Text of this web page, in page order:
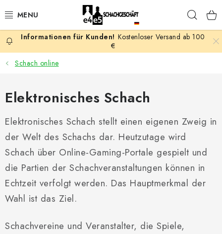
Inhalt
AKTION
SCHACHSPIELE
SCHACHFIGUREN
SCHACHBRETTER
SCHACHUHREN
SCHACHBÜCHER
SCHACH-ANTIQUITÄTENLADEN
SCHACH ONLINE
Kostenloser Versand ab 100
€
Schach online
Elektronisches Schach
Elektronisches Schach stellt einen eigenen Zweig in
der Welt des Schachs dar. Heutzutage wird
Schach über Online-Gaming-Portale gespielt und
die Partien der Schachveranstaltungen können in
Echtzeit verfolgt werden. Das Hauptmerkmal der
Wahl ist das Ziel.
Schachvereine und Veranstalter, die Spiele,